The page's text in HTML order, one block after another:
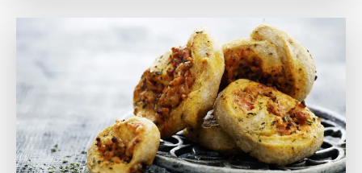
Små pizzasnegle - sunde og grove